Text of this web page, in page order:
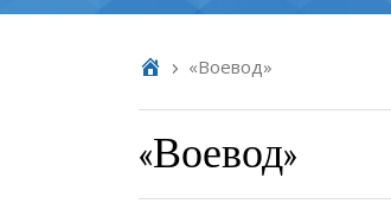
«Воевод»
«Воевод»